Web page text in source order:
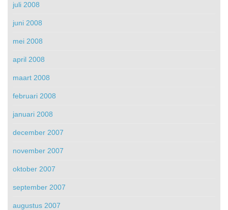
juli 2008
juni 2008
mei 2008
april 2008
maart 2008
februari 2008
januari 2008
december 2007
november 2007
oktober 2007
september 2007
augustus 2007